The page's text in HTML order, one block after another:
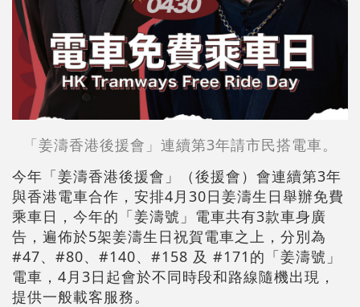
「姜濤香港後援會」連續第3年請市民搭電車。
今年「姜濤香港後援會」（後援會）會連續第3年
與香港電車合作，安排4月30日姜濤生日舉辦免費
乘車日，今年的「姜濤號」電車共有3款車身廣
告，遍佈於5架姜濤生日祝賀電車之上，分別為
#47、#80、#140、#158 及 #171的「姜濤號」
電車，4月3日起會於不同時段和路線隨機出現，
提供一般載客服務。